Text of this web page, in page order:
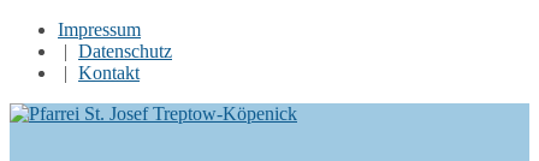
Impressum
Datenschutz
Kontakt